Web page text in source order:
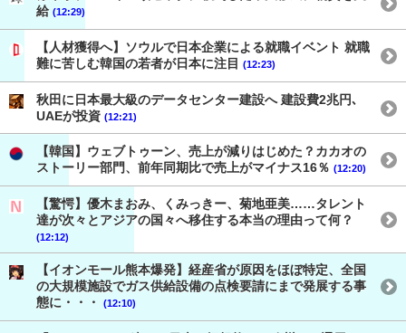
給 (12:29)
【人材獲得へ】ソウルで日本企業による就職イベント 就職
難に苦しむ韓国の若者が日本に注目 (12:23)
秋田に日本最大級のデータセンター建設へ 建設費2兆円､
UAEが投資 (12:21)
【韓国】ウェブトゥーン、売上が減りはじめた？カカオの
ストーリー部門、前年同期比で売上がマイナス16％ (12:20)
【驚愕】優木まおみ、くみっきー、菊地亜美……タレント
達が次々とアジアの国々へ移住する本当の理由って何？
(12:12)
【イオンモール熊本爆発】経産省が原因をほぼ特定、全国
の大規模施設でガス供給設備の点検要請にまで発展する事
態に・・・
(12:10)